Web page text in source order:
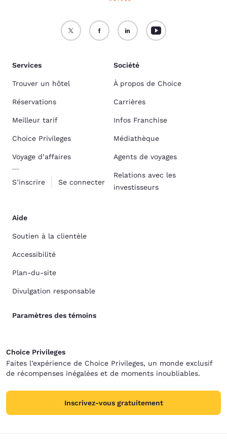
Services
Trouver un hôtel
Réservations
Meilleur tarif
Choice Privileges
Voyage d’affaires
S’inscrire Se connecter
Société
À propos de Choice
Carrières
Infos Franchise
Médiathèque
Agents de voyages
Relations avec les
investisseurs
Aide
Soutien à la clientèle
Accessibilité
Plan-du-site
Divulgation responsable
Paramètres des témoins
Choice Privileges
Faites l’expérience de Choice Privileges, un monde exclusif
de récompenses inégalées et de moments inoubliables.
Inscrivez-vous gratuitement